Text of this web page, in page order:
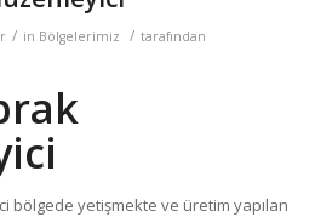
/ in Bölgelerimiz / tarafından
bölgede yetişmekte ve üretim yapılan